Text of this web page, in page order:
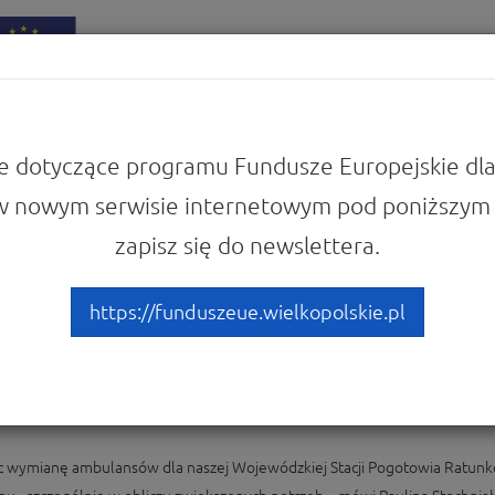
a koronawirus
15 nowych pojazdów dla
| Fundusze a koronawirus
ambulansów dla naszej Wojewódzkiej Stacji Pogotowia
dotyczące programu Fundusze Europejskie
nowym serwisie internetowym pod
zapisz się do newslettera.
https://funduszeue.wielkopolskie.pl